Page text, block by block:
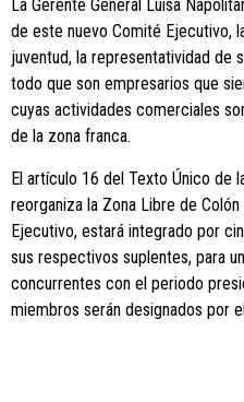
La Gerente General Luisa
de este nuevo Comité Ejecutivo,
juventud, la representatividad
todo que son empresarios que
cuyas actividades comerciales
de la zona franca.
El artículo 16 del Texto Único de
reorganiza la Zona Libre de
Ejecutivo, estará integrado por
sus respectivos suplentes, para
concurrentes con el periodo
miembros serán designados por